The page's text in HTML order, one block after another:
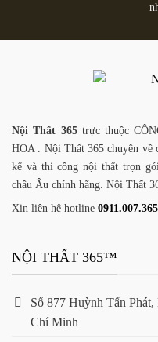
Nội Thất 365trực thuộc
HOA . Nội Thất 365 chuyên về
kế và thi công nội thất trọn
châu Âu chính hãng. Nội Thất
Xin liên hệ hotline 0911.007.365
NỘI THẤT 365™
Số 877 Huỳnh Tấn
Chí Minh